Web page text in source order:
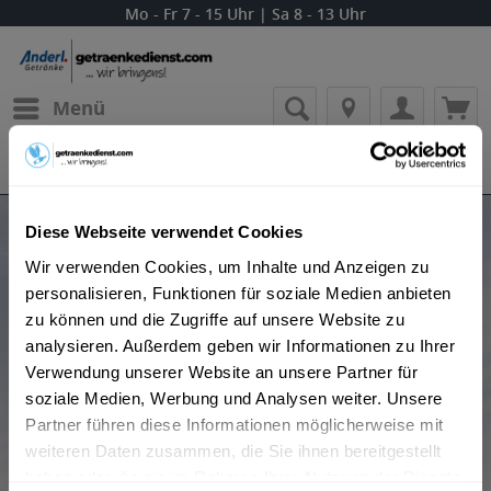
Diese Webseite verwendet Cookies
Wir verwenden Cookies, um Inhalte und Anzeigen zu
personalisieren, Funktionen für soziale Medien anbieten
zu können und die Zugriffe auf unsere Website zu
analysieren. Außerdem geben wir Informationen zu Ihrer
Verwendung unserer Website an unsere Partner für
soziale Medien, Werbung und Analysen weiter. Unsere
Partner führen diese Informationen möglicherweise mit
weiteren Daten zusammen, die Sie ihnen bereitgestellt
Mo - Fr 7 - 15 Uhr | Sa 8 - 13 Uhr
Menü
Bestellung widerrufen
Datenschutzerklärung
Produkte von Mozart Spirit
Beliebtheit